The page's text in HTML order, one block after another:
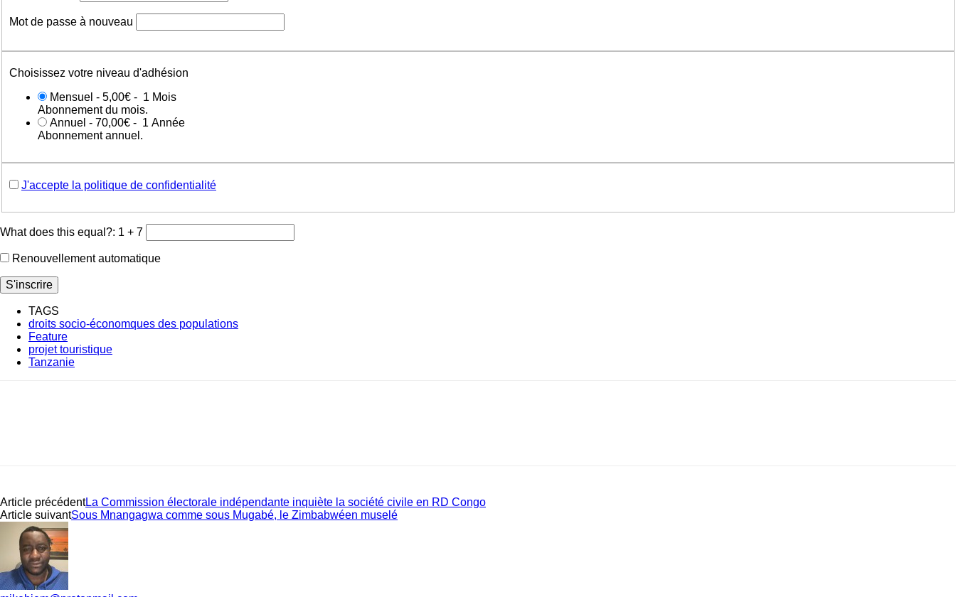
Mot de passe à nouveau
Choisissez votre niveau d'adhésion
Mensuel - 5,00€ - 1 Mois
Abonnement du mois.
Annuel - 70,00€ - 1 Année
Abonnement annuel.
J'accepte la politique de confidentialité
What does this equal?: 1 + 7
Renouvellement automatique
TAGS
droits socio-économques des populations
Feature
projet touristique
Tanzanie
Article précédentLa Commission électorale indépendante inquiète la société civile en RD Congo
Article suivantSous Mnangagwa comme sous Mugabé, le Zimbabwéen muselé